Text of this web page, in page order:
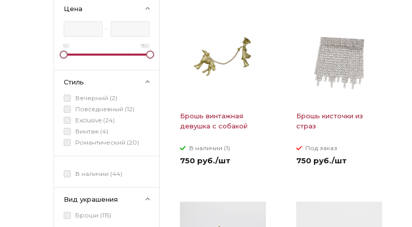
Цена
50 950
Стиль
Вечерний (2)
Повседневный (12)
Exclusive (24)
Винтаж (4)
Романтический (20)
В наличии (44)
Вид украшения
Броши (115)
Брошь винтажная
девушка с собакой
В наличии (1)
750 руб./шт
Брошь кисточки из
страз
Под заказ
750 руб./шт